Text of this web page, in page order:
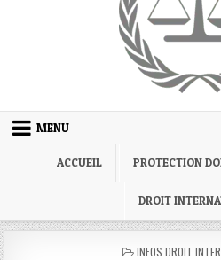
MENU
ACCUEIL PROTECTION
DROIT
POSTED
INFOS DROIT